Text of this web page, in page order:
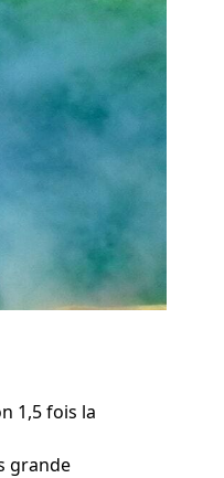
1,5 fois la
grande